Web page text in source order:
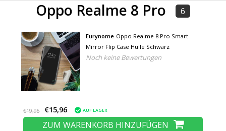
Oppo Realme 8 Pro 6
Eurynome Oppo Realme 8 Pro Smart
Mirror Flip Case Hülle Schwarz
Noch keine Bewertungen
€19,95 €15,96 AUF LAGER
ZUM WARENKORB HINZUFÜGEN